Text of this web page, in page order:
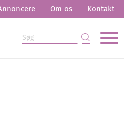
Om os Kontakt